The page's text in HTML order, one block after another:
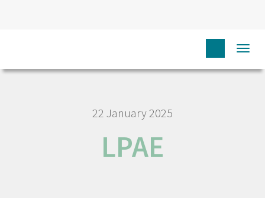
22 January 2025
LPAE